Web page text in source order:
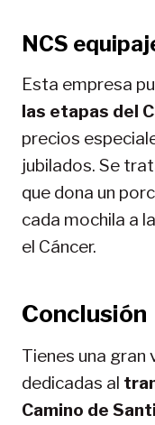
NCS
Esta empresa
las etapas del
precios
jubilados. Se
que dona un
cada mochila a
el Cáncer.
Conclusión
Tienes una gran
dedicadas al
Camino de